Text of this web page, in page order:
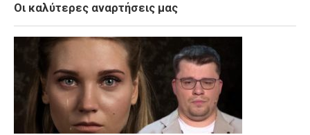
Οι καλύτερες αναρτήσεις μας